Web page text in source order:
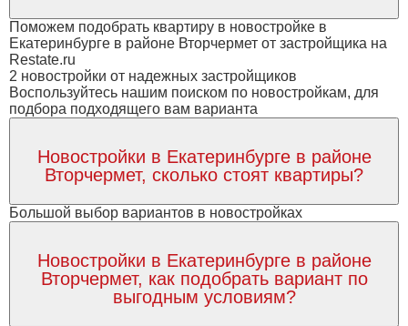
Поможем подобрать квартиру в новостройке в
Екатеринбурге в районе Вторчермет от застройщика на
Restate.ru
2 новостройки от надежных застройщиков
Воспользуйтесь нашим поиском по новостройкам, для
подбора подходящего вам варианта
Новостройки в Екатеринбурге в районе
Вторчермет, сколько стоят квартиры?
Большой выбор вариантов в новостройках
Новостройки в Екатеринбурге в районе
Вторчермет, как подобрать вариант по
выгодным условиям?